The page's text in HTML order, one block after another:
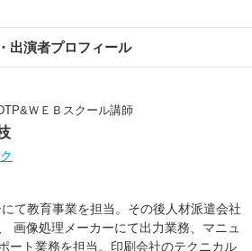
出演者プロフィール
ＷＥＢスクール講師
て教育事業を担当。その後人材派遣会社
画像処理メーカーにて出力業務、マニュ
ート業務を担当。印刷会社のテクニカル